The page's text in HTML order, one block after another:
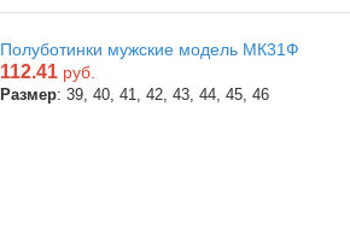
Полуботинки мужские модель МК31Ф
112.41 руб.
Размер: 39, 40, 41, 42, 43, 44, 45, 46